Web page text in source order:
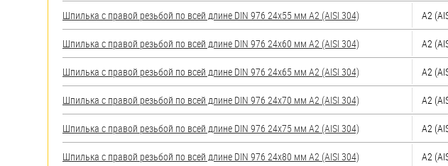
Пробки
Саморезы и шурупы
Стопорные кольца
Такелаж
Шпилька с правой резьбой по всей длине DIN 976 24х55 мм А2 (AISI 304) А2
Шпилька с правой резьбой по всей длине DIN 976 24х60 мм А2 (AISI 304) А2
Шпилька с правой резьбой по всей длине DIN 976 24х65 мм А2 (AISI 304) А2
Шпилька с правой резьбой по всей длине DIN 976 24х70 мм А2 (AISI 304) А2
Шпилька с правой резьбой по всей длине DIN 976 24х75 мм А2 (AISI 304) А2
Шпилька с правой резьбой по всей длине DIN 976 24х80 мм А2 (AISI 304) А2